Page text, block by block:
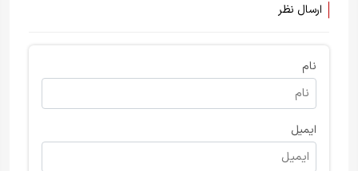
ارسال نظر
نام
ایمیل